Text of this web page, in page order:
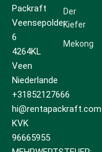
Packraft
Veensepolder
6
4264KL
Veen
Niederlande
+31852127666
hi@rentapackraft.com
KVK
96665955
Der
Kiefer
Mekong